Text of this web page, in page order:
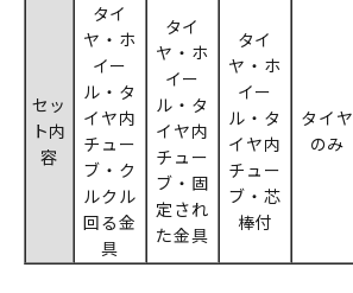
セッ
ト内
容
タイ
ヤ・ホ
イー
ル・タ
イヤ内
チュー
ブ・ク
ルクル
回る金
具
タイ
ヤ・ホ
イー
ル・タ
イヤ内
チュー
ブ・固
定され
た金具
タイ
ヤ・ホ
イー
ル・タ
イヤ内
チュー
ブ・芯
棒付
タイヤ
のみ